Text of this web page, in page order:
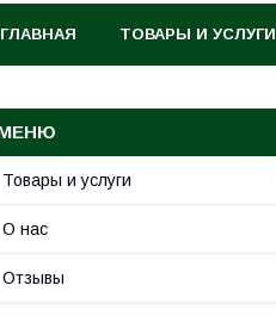
ГЛАВНАЯ ТОВАРЫ И УСЛУГИ
Товары и услуги
О нас
Отзывы